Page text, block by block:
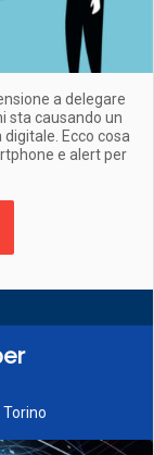
a delegare
sta causando un
Ecco cosa
e alert per